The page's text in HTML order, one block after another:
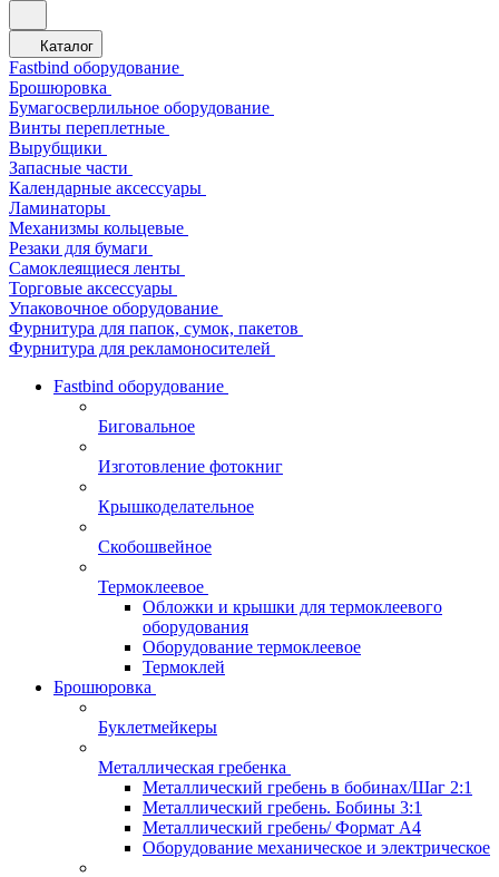
Каталог
Fastbind оборудование
Брошюровка
Бумагосверлильное оборудование
Винты переплетные
Вырубщики
Запасные части
Календарные аксессуары
Ламинаторы
Механизмы кольцевые
Резаки для бумаги
Самоклеящиеся ленты
Торговые аксессуары
Упаковочное оборудование
Фурнитура для папок, сумок, пакетов
Фурнитура для рекламоносителей
Fastbind оборудование
Биговальное
Изготовление фотокниг
Крышкоделательное
Скобошвейное
Термоклеевое
Обложки и крышки для термоклеевого
оборудования
Оборудование термоклеевое
Термоклей
Брошюровка
Буклетмейкеры
Металлическая гребенка
Металлический гребень в бобинах/Шаг 2:1
Металлический гребень. Бобины 3:1
Металлический гребень/ Формат А4
Оборудование механическое и электрическое